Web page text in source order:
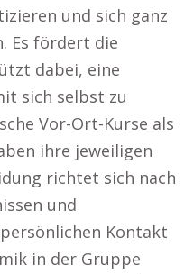
und sich ganz
Es fördert die
dabei, eine
sich selbst zu
Vor-Ort-Kurse als
ihre jeweiligen
richtet sich nach
und
Kontakt
in der Gruppe